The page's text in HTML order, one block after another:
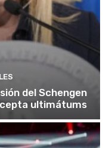
del Schengen
ultimátums